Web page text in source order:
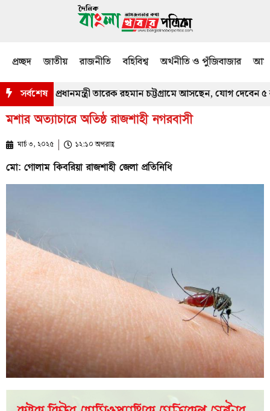
প্রচ্ছদ জাতীয় রাজনীতি বহিবিশ্ব অর্থনীতি ও পুঁজিবাজার
সর্বশেষ
নিতে প্রধানমন্ত্রী তারেক রহমান চট্টগ্রামে আসছেন, যোগ দেবেন ৫
মশার অত্যাচারে অতিষ্ঠ রাজশাহী নগরবাসী
মার্চ ৩, ২০২৫ ১২:১০ অপরাহ্ণ
মো: গোলাম কিবরিয়া রাজশাহী জেলা প্রতিনিধি